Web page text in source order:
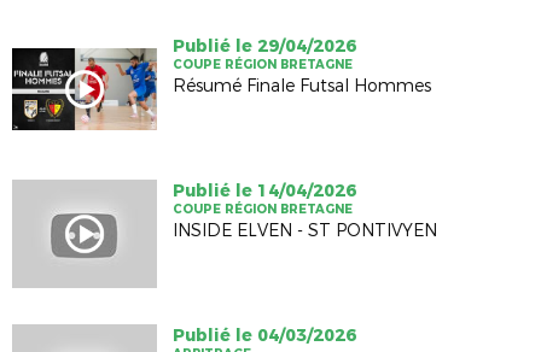
Publié le 29/04/2026
COUPE RÉGION BRETAGNE
Résumé Finale Futsal Hommes
Publié le 14/04/2026
COUPE RÉGION BRETAGNE
INSIDE ELVEN - ST PONTIVYEN
Publié le 04/03/2026